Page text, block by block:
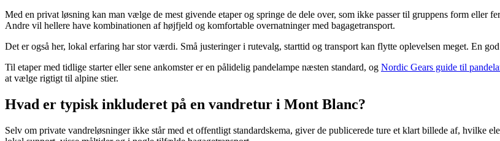
Med en privat løsning kan man vælge de mest givende etaper og springe de dele over, som ikke passer til gruppens form eller
Andre vil hellere have kombinationen af højfjeld og komfortable overnatninger med bagagetransport.
Det er også her, lokal erfaring har stor værdi. Små justeringer i rutevalg, starttid og transport kan flytte oplevelsen meget. En
Til etaper med tidlige starter eller sene ankomster er en pålidelig pandelampe næsten standard, og Nordic Gears guide til
at vælge rigtigt til alpine stier.
Hvad er typisk inkluderet på en vandretur i Mont Blanc?
Selv om private vandreløsninger ikke står med et offentligt standardskema, giver de publicerede ture et klart billede af, hvilke